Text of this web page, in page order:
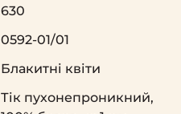
630
0592-01/01
Блакитні квіти
Тік пухонепроникний,